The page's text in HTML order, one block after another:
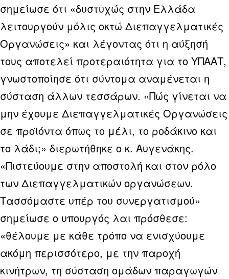
σημείωσε ότι «δυστυχώς στην Ελλάδα
λειτουργούν μόλις οκτώ Διεπαγγελματικές
Οργανώσεις» και λέγοντας ότι η αύξησή
τους αποτελεί προτεραιότητα για το ΥΠΑΑΤ,
γνωστοποίησε ότι σύντομα αναμένεται η
σύσταση άλλων τεσσάρων. «Πώς γίνεται να
μην έχουμε Διεπαγγελματικές Οργανώσεις
σε προϊόντα όπως το μέλι, το ροδάκινο και
το λάδι;» διερωτήθηκε ο κ. Αυγενάκης.
«Πιστεύουμε στην αποστολή και στον ρόλο
των Διεπαγγελματικών οργανώσεων.
Τασσόμαστε υπέρ του συνεργατισμού»
σημείωσε ο υπουργός λαι πρόσθεσε:
«θέλουμε με κάθε τρόπο να ενισχύουμε
ακόμη περισσότερο, με την παροχή
κινήτρων, τη σύσταση ομάδων παραγωγών